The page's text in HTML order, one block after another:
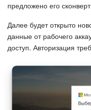
База знаний
Сайты
Интернет-
Складской учет
предложено его
Далее будет открыто
данные от рабочего
доступ. Авторизация